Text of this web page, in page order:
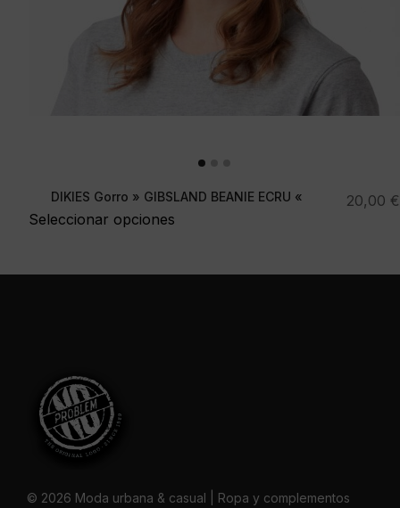
DIKIES Gorro » GIBSLAND BEANIE ECRU «
Seleccionar opciones
20,00 €
© 2026 Moda urbana & casual | Ropa y complementos